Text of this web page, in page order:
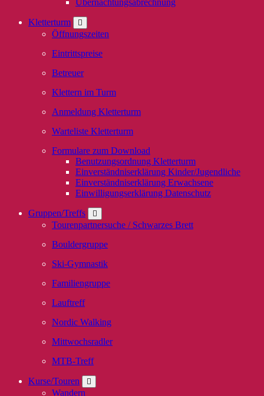
Übernachtungsabrechnung
Kletterturm
Öffnungszeiten
Eintrittspreise
Betreuer
Klettern im Turm
Anmeldung Kletterturm
Warteliste Kletterturm
Formulare zum Download
Benutzungsordnung Kletterturm
Einverständniserklärung Kinder/Jugendliche
Einverständniserklärung Erwachsene
Einwilligungserklärung Datenschutz
Gruppen/Treffs
Tourenpartnersuche / Schwarzes Brett
Bouldergruppe
Ski-Gymnastik
Familiengruppe
Lauftreff
Nordic Walking
Mittwochsradler
MTB-Treff
Kurse/Touren
Wandern